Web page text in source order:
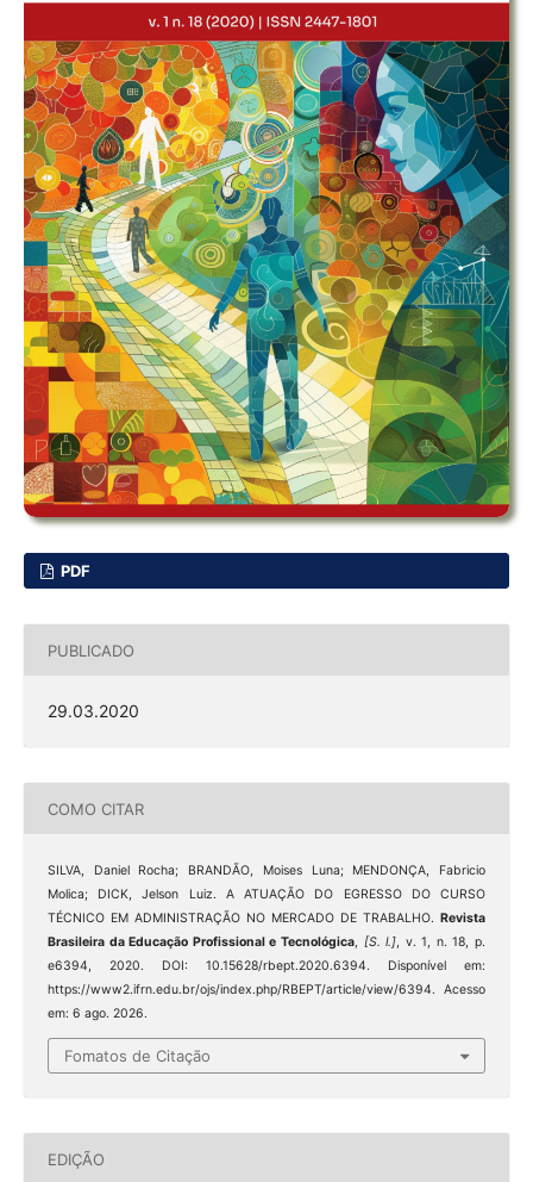
PDF
PUBLICADO
29.03.2020
COMO CITAR
SILVA, Daniel Rocha; BRANDÃO, Moises Luna; MENDONÇA, Fabricio
Molica; DICK, Jelson Luiz. A ATUAÇÃO DO EGRESSO DO CURSO
TÉCNICO EM ADMINISTRAÇÃO NO MERCADO DE TRABALHO.Revista
Brasileira da Educação Profissional e Tecnológica, [S. l.] , v. 1, n. 18, p.
e6394, 2020. DOI: 10.15628/rbept.2020.6394. Disponível em:
https://www2.ifrn.edu.br/ojs/index.php/RBEPT/article/view/6394. Acesso
em: 6 ago. 2026.
Fomatos de Citação
EDIÇÃO